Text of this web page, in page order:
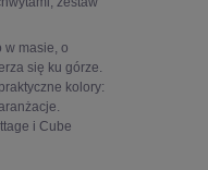
w masie, o
się ku górze.
kolory:
i Cube